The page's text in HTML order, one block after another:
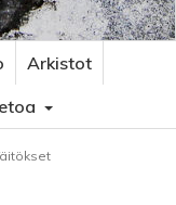
Arkistot